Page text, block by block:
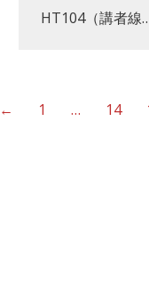
HT104（講者線
1 … 14